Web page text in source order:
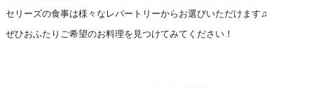
セリーズの食事は様々なレパートリーからお選びいただけます♫
ぜひおふたりご希望のお料理を見つけてみてください！